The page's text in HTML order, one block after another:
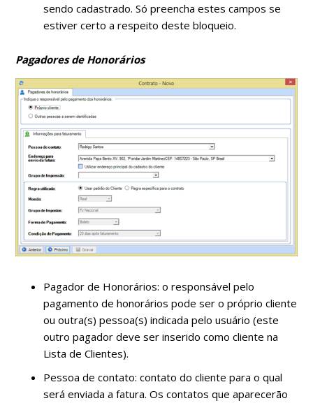
sendo cadastrado. Só preencha estes campos se
estiver certo a respeito deste bloqueio.
Pagadores de Honorários
Pagador de Honorários: o responsável pelo
pagamento de honorários pode ser o próprio cliente
ou outra(s) pessoa(s) indicada pelo usuário (este
outro pagador deve ser inserido como cliente na
Lista de Clientes).
Pessoa de contato: contato do cliente para o qual
será enviada a fatura. Os contatos que aparecerão